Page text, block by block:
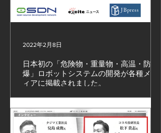
日本初の「危険物・重量物・高温・防
爆」ロボットシステムの開発が各種メデ
ィアに掲載されました。
1.産経ニュース（22.01月26日付） 2.PRESIDENT
Online（22.01月26日付） 3.ジャーナグラム（22.01
月26日付） 4.ニコニコニュース（22.01月26日付）
5.JB press（日本ビジネスプレス）​（22.01月26日
2022年2月8日